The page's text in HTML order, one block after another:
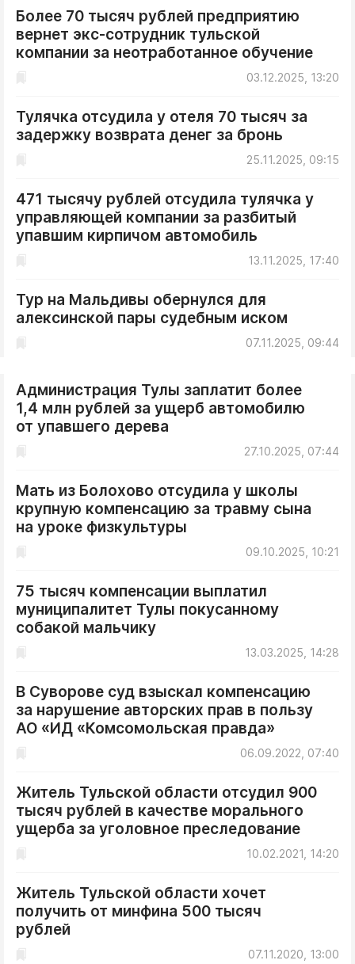
Более 70 тысяч рублей предприятию
вернет экс-сотрудник тульской
компании за неотработанное обучение
03.12.2025, 13:20
Тулячка отсудила у отеля 70 тысяч за
задержку возврата денег за бронь
25.11.2025, 09:15
471 тысячу рублей отсудила тулячка у
управляющей компании за разбитый
упавшим кирпичом автомобиль
13.11.2025, 17:40
Тур на Мальдивы обернулся для
алексинской пары судебным иском
07.11.2025, 09:44
Администрация Тулы заплатит более
1,4 млн рублей за ущерб автомобилю
от упавшего дерева
27.10.2025, 07:44
Мать из Болохово отсудила у школы
крупную компенсацию за травму сына
на уроке физкультуры
09.10.2025, 10:21
75 тысяч компенсации выплатил
муниципалитет Тулы покусанному
собакой мальчику
13.03.2025, 14:28
В Суворове суд взыскал компенсацию
за нарушение авторских прав в пользу
АО «ИД «Комсомольская правда»
06.09.2022, 07:40
Житель Тульской области отсудил 900
тысяч рублей в качестве морального
ущерба за уголовное преследование
10.02.2021, 14:20
Житель Тульской области хочет
получить от минфина 500 тысяч
рублей
07.11.2020, 13:00